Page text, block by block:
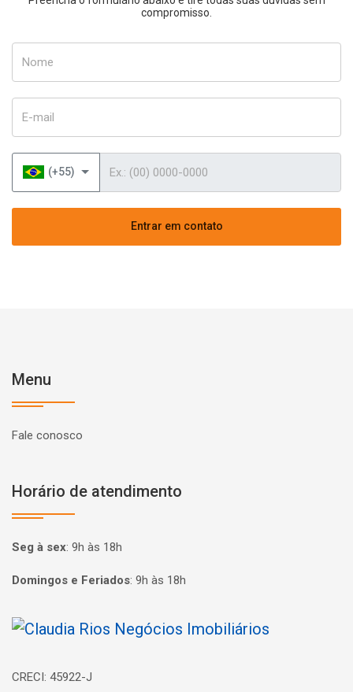
compromisso.
(+55)
Entrar em contato
Menu
Fale conosco
Horário de atendimento
Seg à sex: 9h às 18h
Domingos e Feriados: 9h às 18h
Página inicial
CRECI: 45922-J